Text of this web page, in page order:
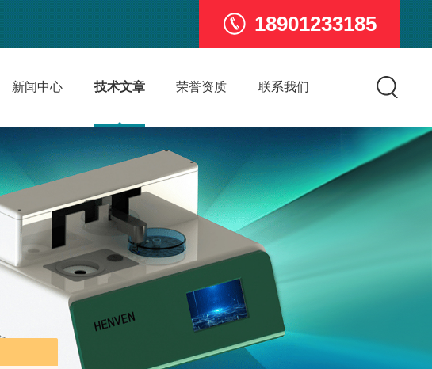
18901233185
新闻中心 技术文章 荣誉资质 联系我们